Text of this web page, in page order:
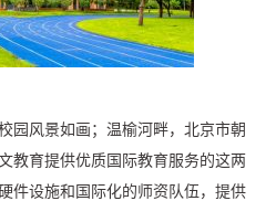
园风景如画；温榆河畔，北京市朝
教育提供优质国际教育服务的这两
件设施和国际化的师资队伍，提供